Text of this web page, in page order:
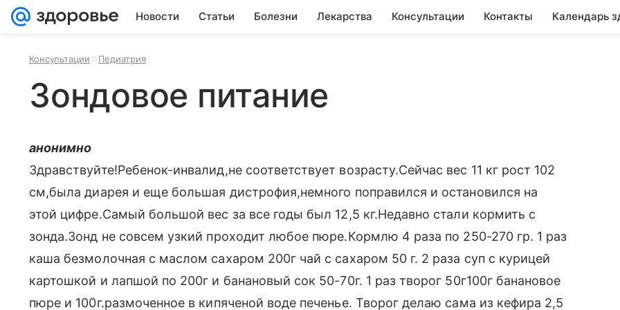
Новости Статьи Болезни Лекарства Консультации Контакты Календарь
Консультации Педиатрия
Зондовое питание
анонимно
Здравствуйте!Ребенок-инвалид,не соответствует возрасту.Сейчас вес 11 кг рост 102
см,была диарея и еще большая дистрофия,немного поправился и остановился на
этой цифре.Самый большой вес за все годы был 12,5 кг.Недавно стали кормить с
зонда.Зонд не совсем узкий проходит любое пюре.Кормлю 4 раза по 250-270 гр. 1 раз
каша безмолочная с маслом сахаром 200г чай с сахаром 50 г. 2 раза суп с курицей
картошкой и лапшой по 200г и банановый сок 50-70г. 1 раз творог 50г100г банановое
пюре и 100г.размоченное в кипяченой воде печенье. Творог делаю сама из кефира 2,5